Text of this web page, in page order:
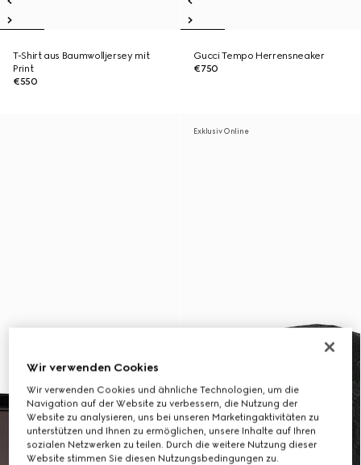
T-Shirt aus Baumwolljersey mit
Print
€550
Gucci Tempo Herrensneaker
€750
Exklusiv Online
Wir verwenden Cookies
Wir verwenden Cookies und ähnliche Technologien, um die
Navigation auf der Website zu verbessern, die Nutzung der
Website zu analysieren, uns bei unseren Marketingaktivitäten zu
unterstützen und Ihnen zu ermöglichen, unsere Inhalte auf Ihren
sozialen Netzwerken zu teilen. Durch die weitere Nutzung dieser
Website stimmen Sie diesen Nutzungsbedingungen zu.